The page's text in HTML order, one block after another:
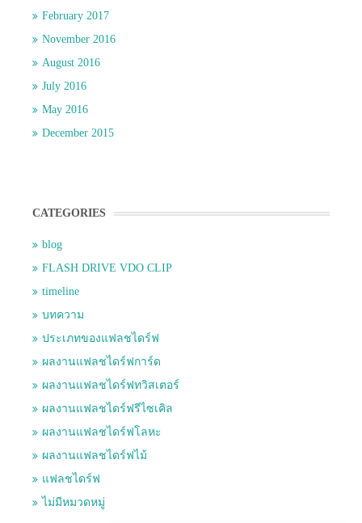
February 2017
November 2016
August 2016
July 2016
May 2016
December 2015
CATEGORIES
blog
FLASH DRIVE VDO CLIP
timeline
บทความ
ประเภทของแฟลชไดร์ฟ
ผลงานแฟลชไดร์ฟการ์ด
ผลงานแฟลชไดร์ฟทวิสเตอร์
ผลงานแฟลชไดร์ฟรีไซเคิล
ผลงานแฟลชไดร์ฟโลหะ
ผลงานแฟลชไดร์ฟไม้
แฟลชไดร์ฟ
ไม่มีหมวดหมู่